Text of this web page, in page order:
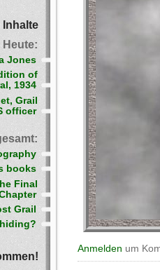
Anmelden um
Inhalte
Heute:
Jones
of
1934
Grail
officer
books
Final
Grail